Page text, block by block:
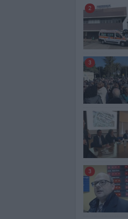
2
3
3